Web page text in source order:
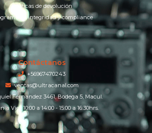
Políticas de devolución
de integridad y compliance
Contáctanos
+56967470243
ventas@ultracanal.com
Fernandez 3461, Bodega 5, Macul.
a Vier 10:00 a 14:00 - 15:00 a 16:30hrs.